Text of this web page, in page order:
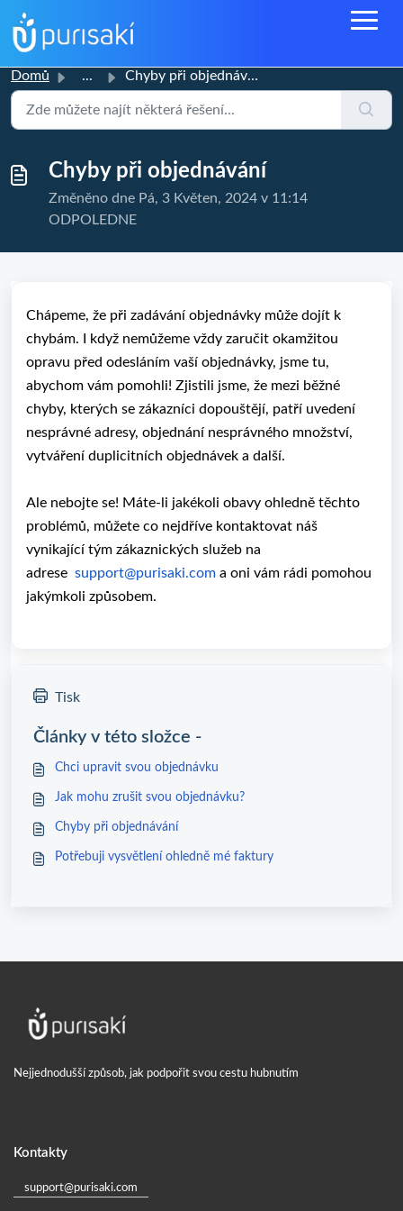
Domů ... Chyby při objednávání
Chyby při objednávání
Změněno dne Pá, 3 Květen, 2024 v 11:14
ODPOLEDNE
Chápeme, že při zadávání objednávky může dojít k
chybám. I když nemůžeme vždy zaručit okamžitou
opravu před odesláním vaší objednávky, jsme tu,
abychom vám pomohli! Zjistili jsme, že mezi běžné
chyby, kterých se zákazníci dopouštějí, patří uvedení
nesprávné adresy, objednání nesprávného množství,
vytváření duplicitních objednávek a další.
Ale nebojte se! Máte-li jakékoli obavy ohledně těchto
problémů, můžete co nejdříve kontaktovat náš
vynikající tým zákaznických služeb na
adrese support@purisaki.com a oni vám rádi pomohou
jakýmkoli způsobem.
Tisk
Články v této složce -
Chci upravit svou objednávku
Jak mohu zrušit svou objednávku?
Chyby při objednávání
Potřebuji vysvětlení ohledně mé faktury
Nejjednodušší způsob, jak podpořit svou cestu hubnutím
Kontakty
support@purisaki.com